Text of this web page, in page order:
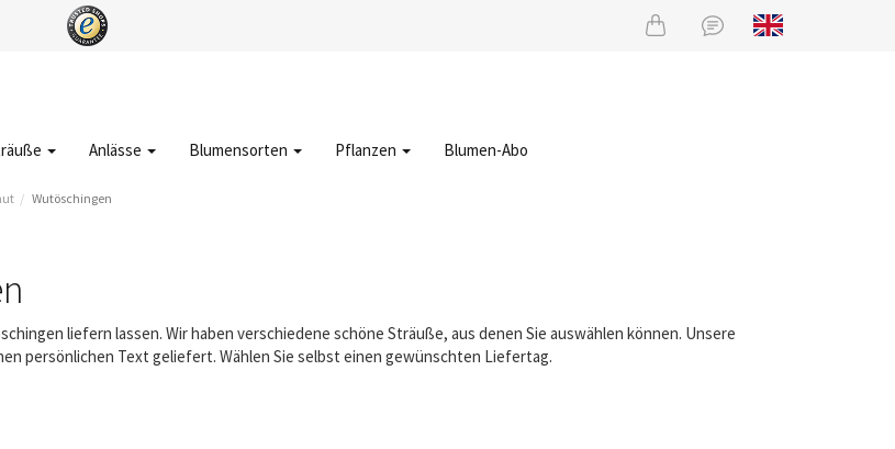
Anlässe Blumensorten Pflanzen Blumen-Abo
Wutöschingen
liefern lassen. Wir haben verschiedene schöne Sträuße, aus denen Sie auswählen können. Unsere
persönlichen Text geliefert. Wählen Sie selbst einen gewünschten Liefertag.